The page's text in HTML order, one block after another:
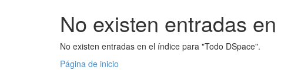
No existen entradas
No existen entradas en el índice para "Todo DSpace".
Página de inicio